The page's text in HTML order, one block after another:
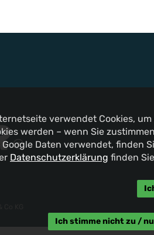
verwendet Cookies,
werden – wenn Sie
Daten verwendet, finden
Datenschutzerklärung finden
Ich stimme nicht zu /